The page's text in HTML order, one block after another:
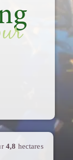
4,8 hectares